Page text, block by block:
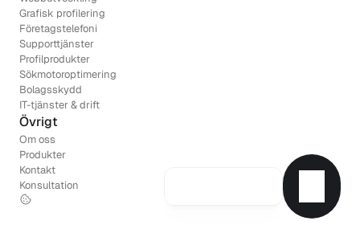
Grafisk profilering
Företagstelefoni
Supporttjänster
Profilprodukter
Sökmotoroptimering
Bolagsskydd
IT-tjänster & drift
Övrigt
Om oss
Produkter
Kontakt
Konsultation